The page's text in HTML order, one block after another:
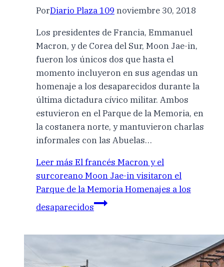
PorDiario Plaza 109 noviembre 30, 2018
Los presidentes de Francia, Emmanuel
Macron, y de Corea del Sur, Moon Jae-in,
fueron los únicos dos que hasta el
momento incluyeron en sus agendas un
homenaje a los desaparecidos durante la
última dictadura cívico militar. Ambos
estuvieron en el Parque de la Memoria, en
la costanera norte, y mantuvieron charlas
informales con las Abuelas…
Leer más El francés Macron y el
surcoreano Moon Jae-in visitaron el
Parque de la Memoria Homenajes a los
desaparecidos